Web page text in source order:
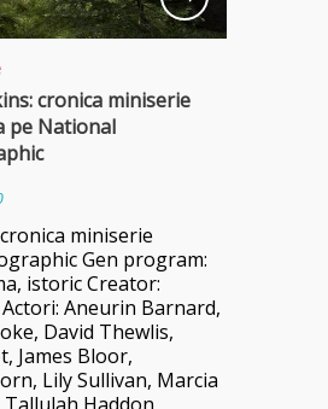
cronica miniserie
pe National
miniserie
Gen program:
istoric Creator:
Actori: Aneurin Barnard,
David Thewlis,
James Bloor,
Lily Sullivan, Marcia
Tallulah Haddon,